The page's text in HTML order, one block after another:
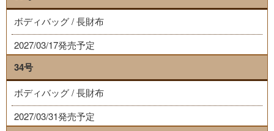
ボディバッグ / 長財布
2027/03/17発売予定
34号
ボディバッグ / 長財布
2027/03/31発売予定